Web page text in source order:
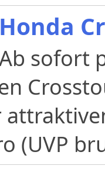
Honda
sofort
(UVP